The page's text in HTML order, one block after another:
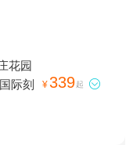
花园
际刻
¥339起 